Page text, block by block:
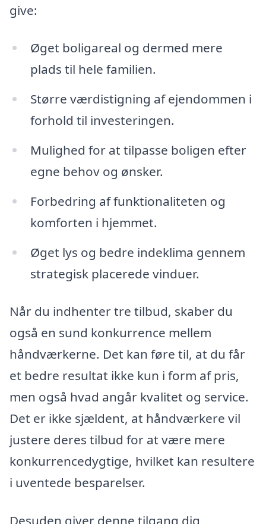
give:
Øget boligareal og dermed mere
plads til hele familien.
Større værdistigning af ejendommen i
forhold til investeringen.
Mulighed for at tilpasse boligen efter
egne behov og ønsker.
Forbedring af funktionaliteten og
komforten i hjemmet.
Øget lys og bedre indeklima gennem
strategisk placerede vinduer.
Når du indhenter tre tilbud, skaber du
også en sund konkurrence mellem
håndværkerne. Det kan føre til, at du får
et bedre resultat ikke kun i form af pris,
men også hvad angår kvalitet og service.
Det er ikke sjældent, at håndværkere vil
justere deres tilbud for at være mere
konkurrencedygtige, hvilket kan resultere
i uventede besparelser.
Desuden giver denne tilgang dig